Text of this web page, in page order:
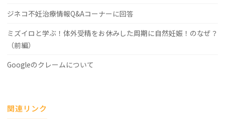
ジネコ不妊治療情報Q&Aコーナーに回答
ミズイロと学ぶ！体外受精をお休みした周期に自然妊娠！のなぜ？
（前編）
Googleのクレームについて
関連リンク